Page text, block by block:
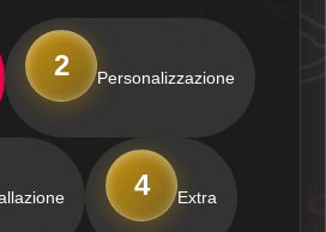
2 Personalizzazione
4 Extra